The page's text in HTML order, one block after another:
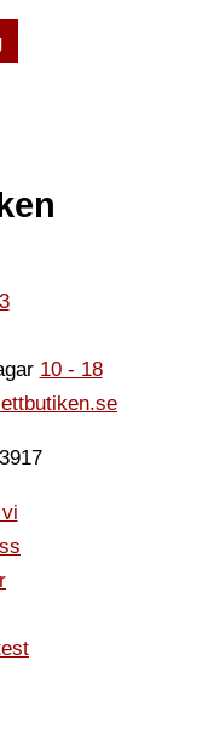
10 - 18